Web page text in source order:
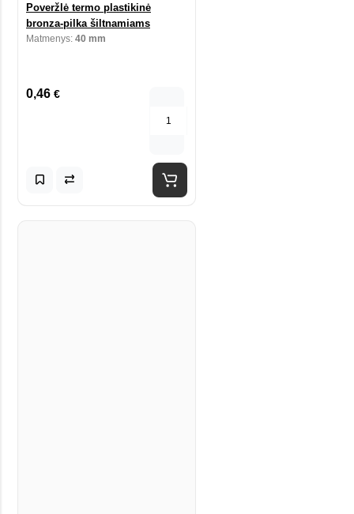
Poveržlė termo plastikinė
bronza-pilka šiltnamiams
Matmenys: 40 mm
0,46 €